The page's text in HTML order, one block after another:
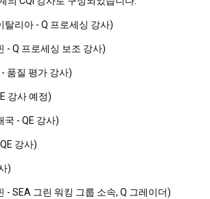
탈리아 - Q 프로세싱 강사)
- Q 프로세싱 보조 강사)
품질 평가 강사)
강사 예정)
국 - QE 강사)
강사)
)
- SEA 그린 워킹 그룹 소속, Q 그레이더)